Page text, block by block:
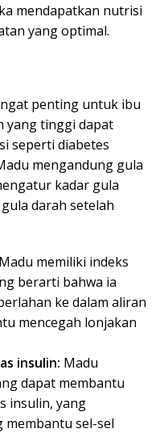
mendapatkan nutrisi
yang optimal.
penting untuk ibu
yang tinggi dapat
seperti diabetes
mengandung gula
kadar gula
darah setelah
Madu memiliki indeks
berarti bahwa ia
ke dalam aliran
mencegah lonjakan
insulin: Madu
dapat membantu
insulin, yang
sel-sel